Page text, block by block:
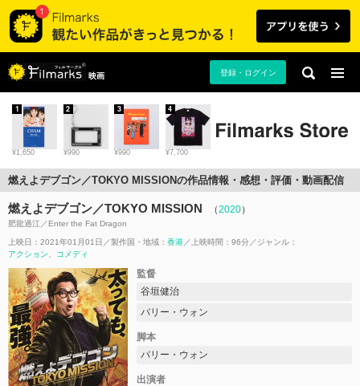
映画 登録・ログイン
¥1,650
1
¥990
2
¥990
3
¥7,700
4
燃えよデブゴン／TOKYO MISSIONの作品情報・感想・評価・動画配信
燃えよデブゴン／TOKYO MISSION （2020）
肥龍過江／Enter the Fat Dragon
上映日：2021年01月01日 製作国・地域： 香港 上映時間：96分
ジャンル：
アクション
コメディ
監督
谷垣健治
バリー・ウォン
脚本
バリー・ウォン
出演者